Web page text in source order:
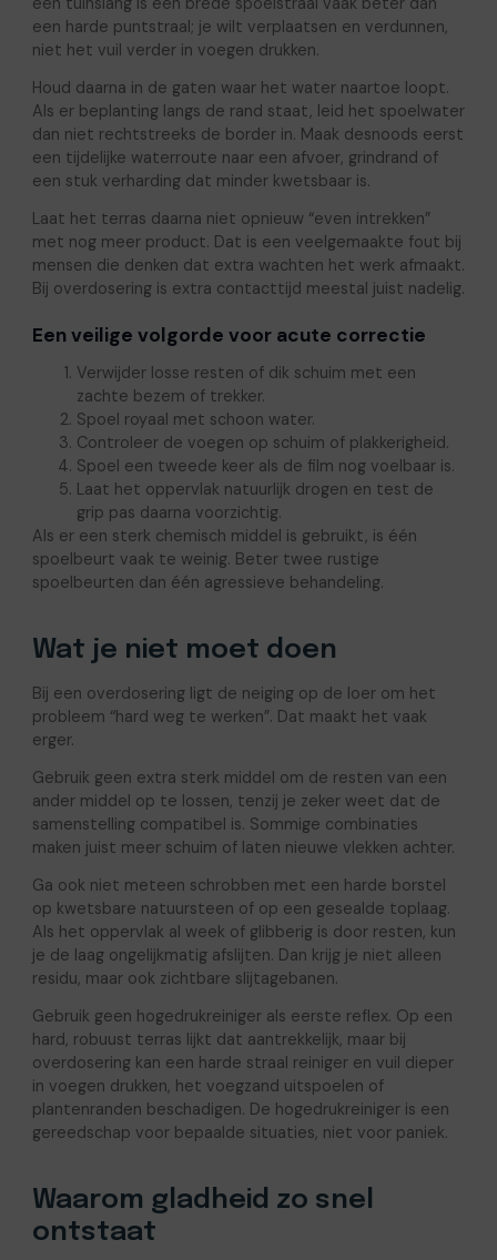
een harde puntstraal; je wilt verplaatsen en verdunnen,
niet het vuil verder in voegen drukken.
Houd daarna in de gaten waar het water naartoe loopt.
Als er beplanting langs de rand staat, leid het spoelwater
dan niet rechtstreeks de border in. Maak desnoods eerst
een tijdelijke waterroute naar een afvoer, grindrand of
een stuk verharding dat minder kwetsbaar is.
Laat het terras daarna niet opnieuw “even intrekken”
met nog meer product. Dat is een veelgemaakte fout bij
mensen die denken dat extra wachten het werk afmaakt.
Bij overdosering is extra contacttijd meestal juist nadelig.
Een veilige volgorde voor acute correctie
Verwijder losse resten of dik schuim met een
zachte bezem of trekker.
Spoel royaal met schoon water.
Controleer de voegen op schuim of plakkerigheid.
Spoel een tweede keer als de film nog voelbaar is.
Laat het oppervlak natuurlijk drogen en test de
grip pas daarna voorzichtig.
Als er een sterk chemisch middel is gebruikt, is één
spoelbeurt vaak te weinig. Beter twee rustige
spoelbeurten dan één agressieve behandeling.
Wat je niet moet doen
Bij een overdosering ligt de neiging op de loer om het
probleem “hard weg te werken”. Dat maakt het vaak
erger.
Gebruik geen extra sterk middel om de resten van een
ander middel op te lossen, tenzij je zeker weet dat de
samenstelling compatibel is. Sommige combinaties
maken juist meer schuim of laten nieuwe vlekken achter.
Ga ook niet meteen schrobben met een harde borstel
op kwetsbare natuursteen of op een gesealde toplaag.
Als het oppervlak al week of glibberig is door resten, kun
je de laag ongelijkmatig afslijten. Dan krijg je niet alleen
residu, maar ook zichtbare slijtagebanen.
Gebruik geen hogedrukreiniger als eerste reflex. Op een
hard, robuust terras lijkt dat aantrekkelijk, maar bij
overdosering kan een harde straal reiniger en vuil dieper
in voegen drukken, het voegzand uitspoelen of
plantenranden beschadigen. De hogedrukreiniger is een
gereedschap voor bepaalde situaties, niet voor paniek.
Waarom gladheid zo snel
ontstaat